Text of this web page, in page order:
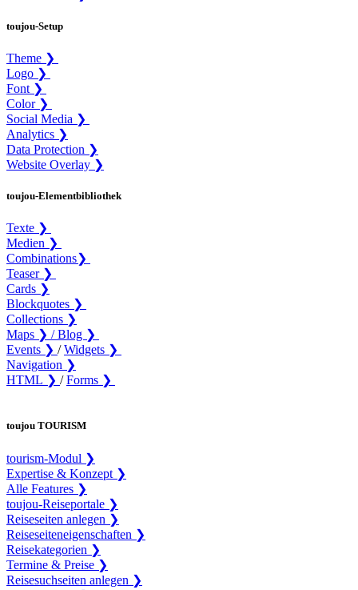
toujou-Setup
Theme ❯
Logo ❯
Font ❯
Color ❯
Social Media ❯
Analytics ❯
Data Protection ❯
Website Overlay ❯
toujou-Elementbibliothek
Texte ❯
Medien ❯
Combinations❯
Teaser ❯
Cards ❯
Blockquotes ❯
Collections ❯
Maps ❯ /Blog ❯
Events ❯ /Widgets ❯
Navigation ❯
HTML ❯ /Forms ❯
toujou TOURISM
tourism-Modul ❯
Expertise & Konzept ❯
Alle Features ❯
toujou-Reiseportale ❯
Reiseseiten anlegen ❯
Reiseseiteneigenschaften ❯
Reisekategorien ❯
Termine & Preise ❯
Reisesuchseiten anlegen ❯